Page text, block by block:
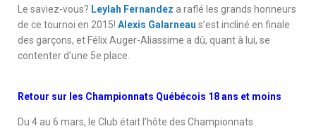
Le saviez-vous? Leylah Fernandez a raflé les grands honneurs
de ce tournoi en 2015! Alexis Galarneau s’est incliné en finale
des garçons, et Félix Auger-Aliassime a dû, quant à lui, se
contenter d’une 5e place.
Retour sur les Championnats Québécois 18 ans et moins
Du 4 au 6 mars, le Club était l’hôte des Championnats